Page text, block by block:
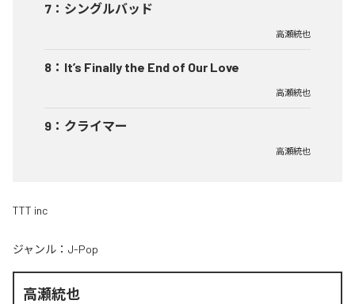
7 ： シングルバッド
高瀬統也
8 ： It’s Finally the End of Our Love
高瀬統也
9 ： クライマー
高瀬統也
TTT inc
ジャンル： J-Pop
高瀬統也